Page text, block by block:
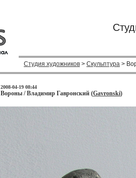
Студия художников > Скульптура >
2008-04-19 08:44
Вороны / Владимир Гавронский (Gavronski)